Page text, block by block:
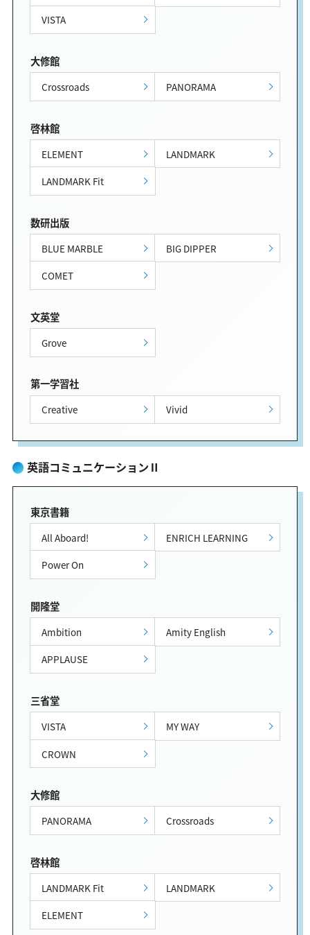
VISTA
大修館
Crossroads PANORAMA
啓林館
ELEMENT
LANDMARK
LANDMARK Fit
数研出版
BLUE MARBLE
BIG DIPPER
COMET
文英堂
Grove
第一学習社
Creative Vivid
英語コミュニケーションⅡ
東京書籍
All Aboard!
ENRICH LEARNING
Power On
開隆堂
Ambition
Amity English
APPLAUSE
三省堂
VISTA
MY WAY
CROWN
大修館
PANORAMA Crossroads
啓林館
LANDMARK Fit
LANDMARK
ELEMENT